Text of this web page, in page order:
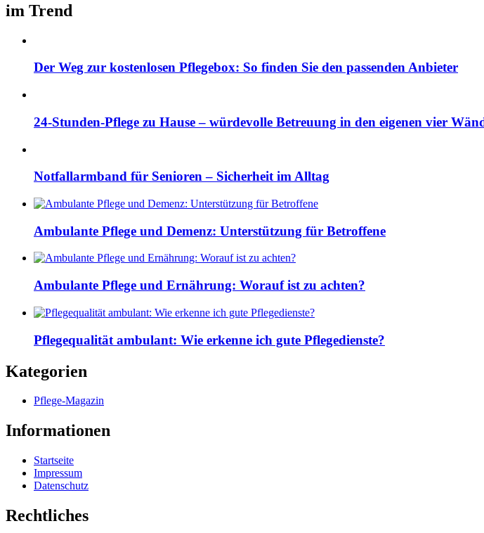
im Trend
Der Weg zur kostenlosen Pflegebox: So finden Sie den passenden Anbieter
24-Stunden-Pflege zu Hause – würdevolle Betreuung in den eigenen vier
Notfallarmband für Senioren – Sicherheit im Alltag
Ambulante Pflege und Demenz: Unterstützung für Betroffene
Ambulante Pflege und Ernährung: Worauf ist zu achten?
Pflegequalität ambulant: Wie erkenne ich gute Pflegedienste?
Kategorien
Pflege-Magazin
Informationen
Startseite
Impressum
Datenschutz
Rechtliches